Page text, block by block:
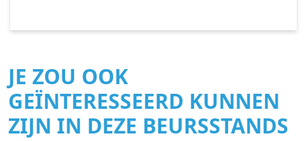
JE ZOU OOK
GEÏNTERESSEERD KUNNEN
ZIJN IN DEZE BEURSSTANDS